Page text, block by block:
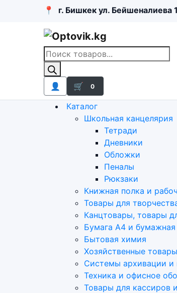
📍 г. Бишкек ул. Бейшеналиева
Поиск
товаров
👤 🛒 0
Каталог
Школьная канцелярия
Тетради
Дневники
Обложки
Пеналы
Рюкзаки
Книжная полка и
Товары для
Канцтовары, товары
Бумага А4 и
Бытовая химия
Хозяйственные товары
Системы архивации и
Техника и офисное
Товары для кассиров